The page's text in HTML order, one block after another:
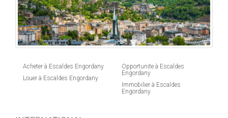
Acheter à Escaldes Engordany
Louer à Escaldes Engordany
Opportunite à Escaldes
Engordany
Immobilier à Escaldes
Engordany